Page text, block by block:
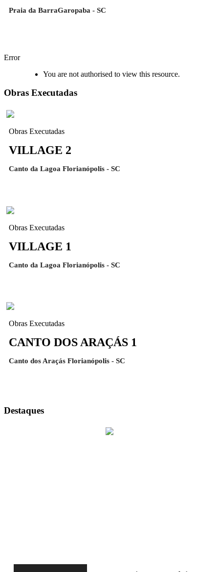
Praia da BarraGaropaba - SC
Error
You are not authorised to view this resource.
Obras Executadas
Obras Executadas
VILLAGE 2
Canto da Lagoa Florianópolis - SC
Obras Executadas
VILLAGE 1
Canto da Lagoa Florianópolis - SC
Obras Executadas
CANTO DOS ARAÇÁS 1
Canto dos Araçás Florianópolis - SC
Destaques